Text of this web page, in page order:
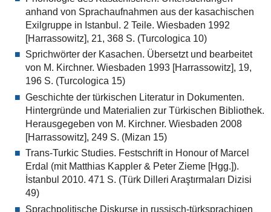
anhand von Sprachaufnahmen aus der kasachischen
Exilgruppe in Istanbul. 2 Teile. Wiesbaden 1992
[Harrassowitz], 21, 368 S. (Turcologica 10)
Sprichwörter der Kasachen. Übersetzt und bearbeitet
von M. Kirchner. Wiesbaden 1993 [Harrassowitz], 19,
196 S. (Turcologica 15)
Geschichte der türkischen Literatur in Dokumenten.
Hintergründe und Materialien zur Türkischen Bibliothek.
Herausgegeben von M. Kirchner. Wiesbaden 2008
[Harrassowitz], 249 S. (Mizan 15)
Trans-Turkic Studies. Festschrift in Honour of Marcel
Erdal (mit Matthias Kappler & Peter Zieme [Hgg.]).
İstanbul 2010. 471 S. (Türk Dilleri Araştırmaları Dizisi
49)
Sprachpolitische Diskurse in russisch-türksprachigen